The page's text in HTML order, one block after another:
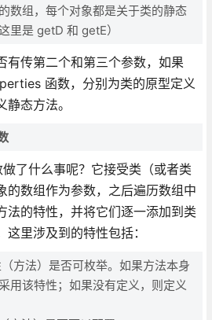
数组，每个对象都是关于类的静态
里是 getD 和 getE）
有传第二个和第三个参数，如果
函数，分别为类的原型定义
态方法。
了什么事呢？它接受类（或者类
的数组作为参数，之后遍历数组中
法的特性，并将它们逐一添加到类
这里涉及到的特性包括：
方法）是否可枚举。如果方法本身
用该特性；如果没有定义，则定义